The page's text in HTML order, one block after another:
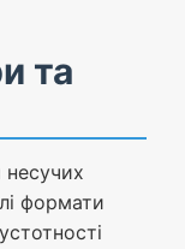
та
несучих
формати